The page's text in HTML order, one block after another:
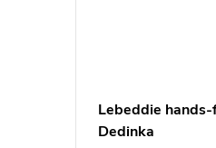
Lebeddie
Dedinka